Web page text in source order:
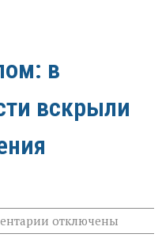
в
вскрыли
к
записи
отключены